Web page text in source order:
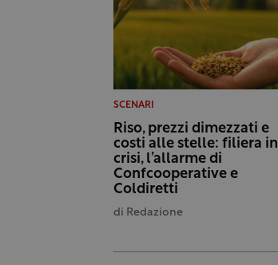
SCENARI
Riso, prezzi dimezzati e
costi alle stelle: filiera in
crisi, l’allarme di
Confcooperative e
Coldiretti
di Redazione